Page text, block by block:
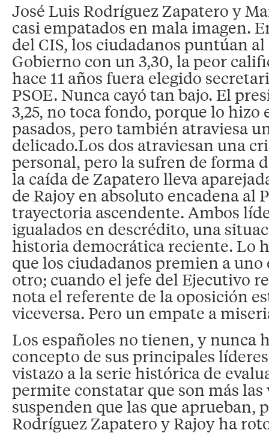
José Luis Rodríguez Zapatero y
casi empatados en mala imagen.
del CIS, los ciudadanos puntúan
Gobierno con un 3,30, la peor
hace 11 años fuera elegido
PSOE. Nunca cayó tan bajo. El
3,25, no toca fondo, porque lo
pasados, pero también atraviesa
delicado.Los dos atraviesan una
personal, pero la sufren de forma
la caída de Zapatero lleva
de Rajoy en absoluto encadena al
trayectoria ascendente. Ambos
igualados en descrédito, una
historia democrática reciente. Lo
que los ciudadanos premien a
otro; cuando el jefe del Ejecutivo
nota el referente de la oposición
viceversa. Pero un empate a
Los españoles no tienen, y nunca
concepto de sus principales
vistazo a la serie histórica de
permite constatar que son más las
suspenden que las que aprueban,
Rodríguez Zapatero y Rajoy ha